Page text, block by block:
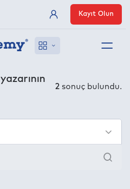
Üye Girişi
Kayıt Olun
yazarının
2 sonuç bulundu.
Ara